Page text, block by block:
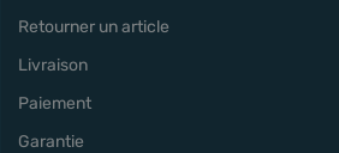
Retourner un article
Livraison
Paiement
Garantie